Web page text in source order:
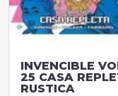
INVENCIBLE
25 CASA
RUSTICA